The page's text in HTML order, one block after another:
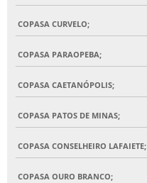
COPASA CURVELO;
COPASA PARAOPEBA;
COPASA CAETANÓPOLIS;
COPASA PATOS DE MINAS;
COPASA CONSELHEIRO LAFAIETE;
COPASA OURO BRANCO;